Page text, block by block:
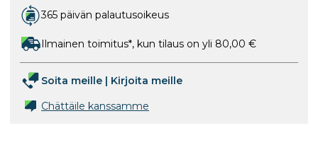
365 päivän palautusoikeus
Ilmainen toimitus*, kun tilaus on yli 80,00 €
Soita meille | Kirjoita meille
Chättäile kanssamme